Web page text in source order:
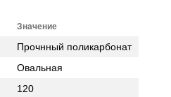
Значение
Прочнный поликарбонат
Овальная
120